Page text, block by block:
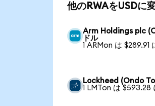
他のRWAをUSDに
Arm Holdings plc
ドル
1 ARMon は $289.91
Lockheed (Ondo
1 LMTon は $593.28